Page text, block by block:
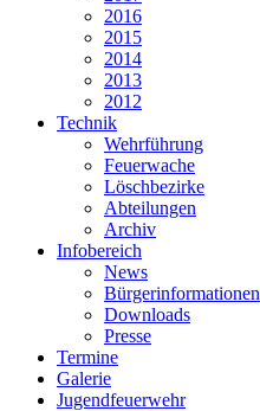
2016
2015
2014
2013
2012
Technik
Wehrführung
Feuerwache
Löschbezirke
Abteilungen
Archiv
Infobereich
News
Bürgerinformationen
Downloads
Presse
Termine
Galerie
Jugendfeuerwehr